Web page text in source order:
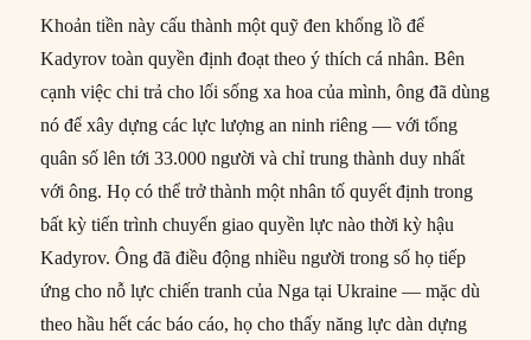
Khoản tiền này cấu thành một quỹ đen khổng lồ để
Kadyrov toàn quyền định đoạt theo ý thích cá nhân. Bên
cạnh việc chi trả cho lối sống xa hoa của mình, ông đã dùng
nó để xây dựng các lực lượng an ninh riêng — với tổng
quân số lên tới 33.000 người và chỉ trung thành duy nhất
với ông. Họ có thể trở thành một nhân tố quyết định trong
bất kỳ tiến trình chuyển giao quyền lực nào thời kỳ hậu
Kadyrov. Ông đã điều động nhiều người trong số họ tiếp
ứng cho nỗ lực chiến tranh của Nga tại Ukraine — mặc dù
theo hầu hết các báo cáo, họ cho thấy năng lực dàn dựng